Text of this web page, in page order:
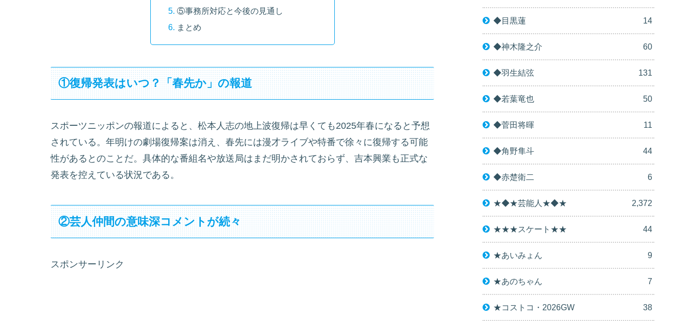
⑤事務所対応と今後の見通し
まとめ
①復帰発表はいつ？「春先か」の報道
スポーツニッポンの報道によると、松本人志の地上波復帰は早くても2025年春になると予想
されている。年明けの劇場復帰案は消え、春先には漫才ライブや特番で徐々に復帰する可能
性があるとのことだ。具体的な番組名や放送局はまだ明かされておらず、吉本興業も正式な
発表を控えている状況である。
②芸人仲間の意味深コメントが続々
スポンサーリンク
◆目黒蓮 14
◆神木隆之介 60
◆羽生結弦 131
◆若葉竜也 50
◆菅田将暉 11
◆角野隼斗 44
◆赤楚衛二 6
★◆★芸能人★◆★ 2,372
★★★スケート★★ 44
★あいみょん 9
★あのちゃん 7
★コストコ・2026GW 38